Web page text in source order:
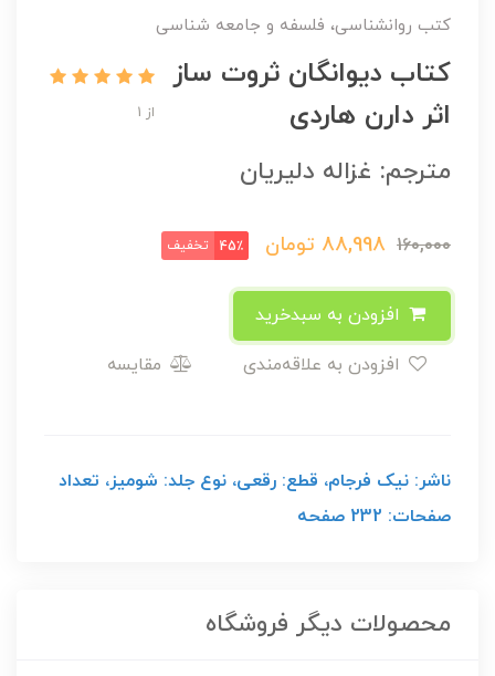
کتب روانشناسی، فلسفه و جامعه شناسی
کتاب دیوانگان ثروت ساز
اثر دارن هاردی
از 1
مترجم: غزاله دلیریان
160,000
88,998 تومان 45٪ تخفیف
مقایسه
ناشر: نیک فرجام، قطع: رقعی، نوع جلد: شومیز، تعداد
صفحات: 232 صفحه
محصولات دیگر فروشگاه